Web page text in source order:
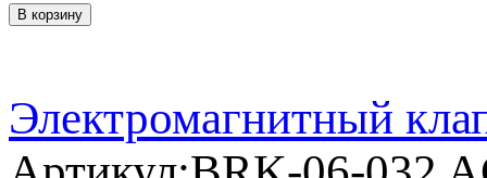
В корзину
Электромагнитный